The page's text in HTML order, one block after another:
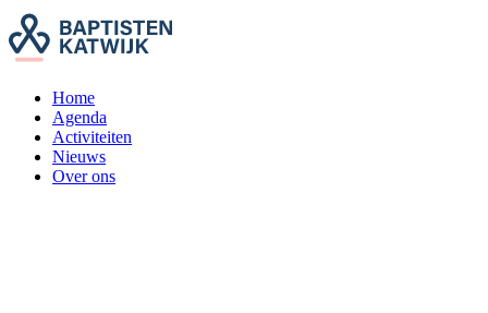
Home
Agenda
Activiteiten
Nieuws
Over ons